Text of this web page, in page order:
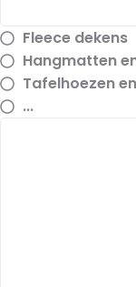
Fleece dekens
Hangmatten
Tafelhoezen
...